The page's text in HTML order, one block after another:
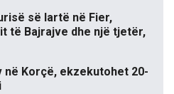
së lartë në Fier,
të Bajrajve dhe një tjetër,
në Korçë, ekzekutohet 20-